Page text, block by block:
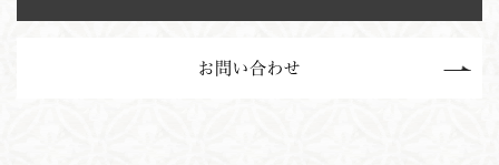
お問い合わせ